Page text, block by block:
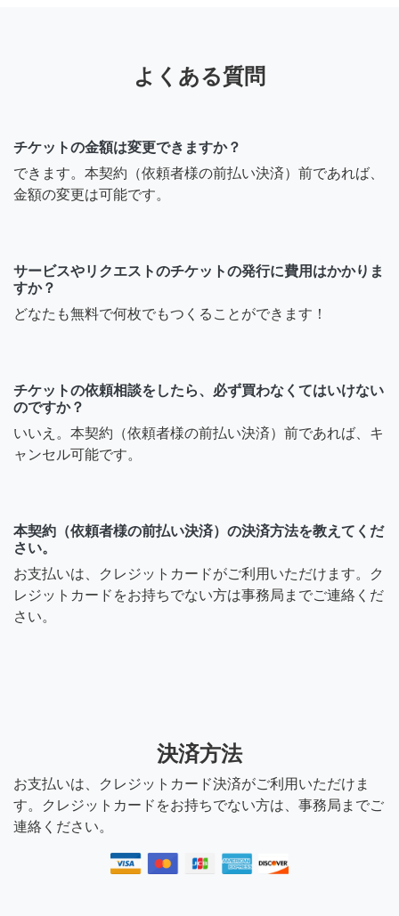
よくある質問
チケットの金額は変更できますか？
できます。本契約（依頼者様の前払い決済）前であれば、
金額の変更は可能です。
サービスやリクエストのチケットの発行に費用はかかりま
すか？
どなたも無料で何枚でもつくることができます！
チケットの依頼相談をしたら、必ず買わなくてはいけない
のですか？
いいえ。本契約（依頼者様の前払い決済）前であれば、キ
ャンセル可能です。
本契約（依頼者様の前払い決済）の決済方法を教えてくだ
さい。
お支払いは、クレジットカードがご利用いただけます。ク
レジットカードをお持ちでない方は事務局までご連絡くだ
さい。
決済方法
お支払いは、クレジットカード決済がご利用いただけま
す。クレジットカードをお持ちでない方は、事務局までご
連絡ください。